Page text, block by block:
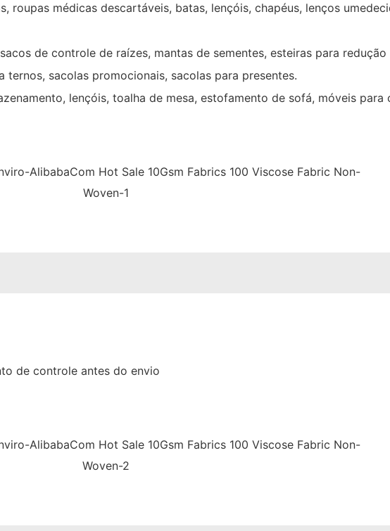
roupas médicas descartáveis, batas, lençóis, chapéus, lenços
de controle de raízes, mantas de sementes, esteiras para redução
sacolas promocionais, sacolas para presentes.
lençóis, toalha de mesa, estofamento de sofá, móveis para
de controle antes do envio